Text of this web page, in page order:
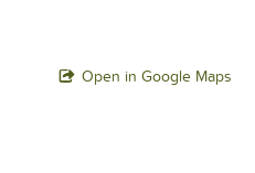
Open in Google Maps